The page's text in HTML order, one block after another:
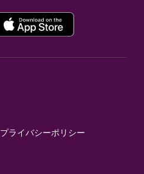
プライバシーポリシー